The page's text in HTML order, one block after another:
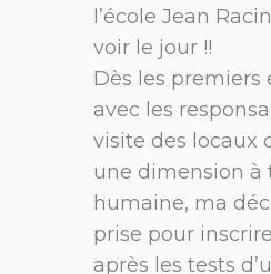
l’école Jean
voir le jour !!
Dès les premiers
avec les
visite des locaux
une dimension à
humaine, ma
prise pour
après les tests